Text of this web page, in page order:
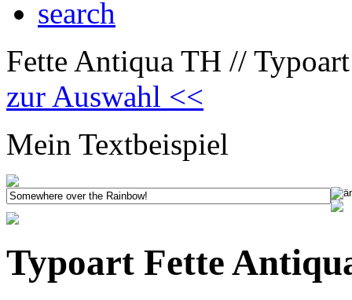
Fette Antiqua TH //
zur Auswahl <<
Mein Textbeispiel
Typoart Fette